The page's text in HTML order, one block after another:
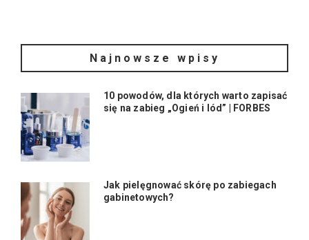
Najnowsze wpisy
10 powodów, dla których warto zapisać
się na zabieg „Ogień i lód” | FORBES
Jak pielęgnować skórę po zabiegach
gabinetowych?